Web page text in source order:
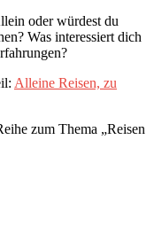
oder würdest du
Was interessiert dich
Alleine Reisen, zu
zum Thema „Reisen